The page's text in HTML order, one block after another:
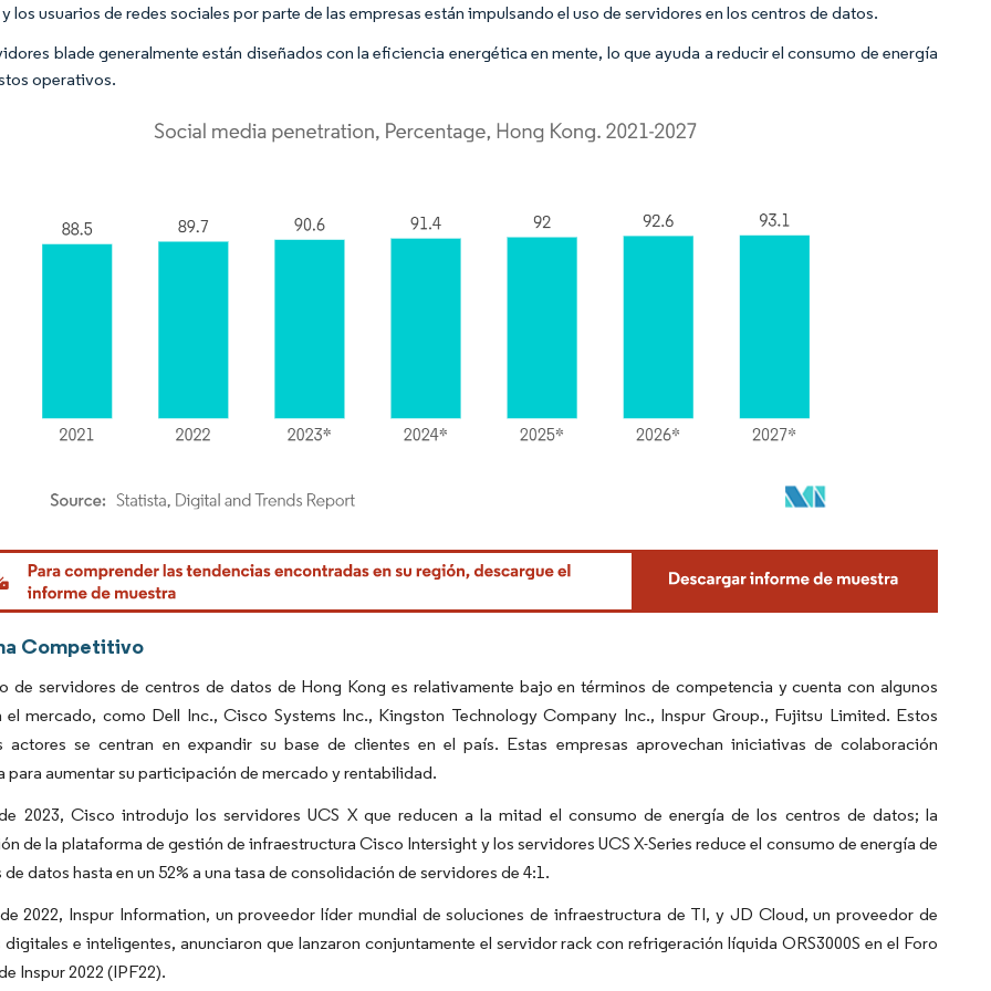
los usuarios de redes sociales por parte de las empresas están impulsando el uso de servidores en los centros de datos.
blade generalmente están diseñados con la eficiencia energética en mente, lo que ayuda a reducir el consumo de energía
operativos.
Intelligence. El uso requiere atribución según CC BY 4.0.
Competitivo
de servidores de centros de datos de Hong Kong es relativamente bajo en términos de competencia y cuenta con algunos
el mercado, como Dell Inc., Cisco Systems Inc., Kingston Technology Company Inc., Inspur Group., Fujitsu Limited. Estos
actores se centran en expandir su base de clientes en el país. Estas empresas aprovechan iniciativas de colaboración
para aumentar su participación de mercado y rentabilidad.
2023, Cisco introdujo los servidores UCS X que reducen a la mitad el consumo de energía de los centros de datos; la
de la plataforma de gestión de infraestructura Cisco Intersight y los servidores UCS X-Series reduce el consumo de energía de
datos hasta en un 52% a una tasa de consolidación de servidores de 4:1.
2022, Inspur Information, un proveedor líder mundial de soluciones de infraestructura de TI, y JD Cloud, un proveedor de
digitales e inteligentes, anunciaron que lanzaron conjuntamente el servidor rack con refrigeración líquida ORS3000S en el Foro
Inspur 2022 (IPF22).